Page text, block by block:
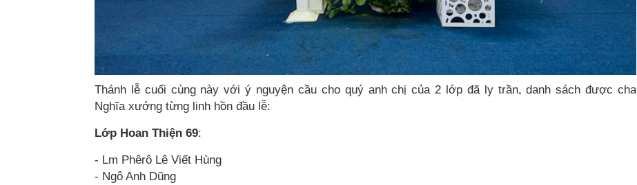
Thánh lễ cuối cùng này với ý nguyện cầu cho quý anh chị của 2 lớp đã ly trần, danh sách được cha
Nghĩa xướng từng linh hồn đầu lễ:
Lớp Hoan Thiện 69:
- Lm Phêrô Lê Viết Hùng
- Ngô Anh Dũng